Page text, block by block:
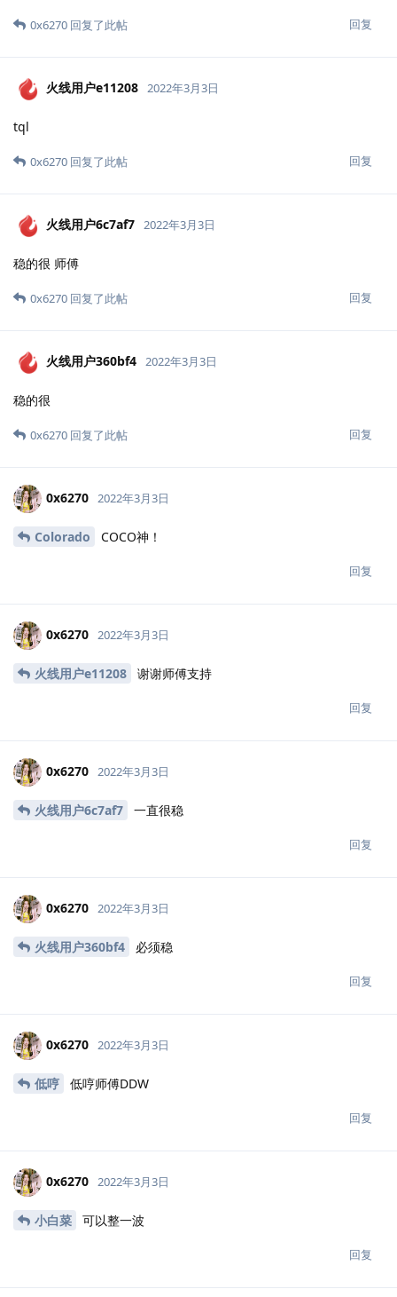
回复
0x6270 回复了此帖
火线用户e11208 2022年3月3日
tql
回复
0x6270 回复了此帖
火线用户6c7af7 2022年3月3日
稳的很 师傅
回复
0x6270 回复了此帖
火线用户360bf4 2022年3月3日
稳的很
回复
0x6270 回复了此帖
0x6270 2022年3月3日
Colorado COCO神！
回复
0x6270 2022年3月3日
火线用户e11208 谢谢师傅支持
回复
0x6270 2022年3月3日
火线用户6c7af7 一直很稳
回复
0x6270 2022年3月3日
火线用户360bf4 必须稳
回复
0x6270 2022年3月3日
低哼 低哼师傅DDW
回复
0x6270 2022年3月3日
小白菜 可以整一波
回复